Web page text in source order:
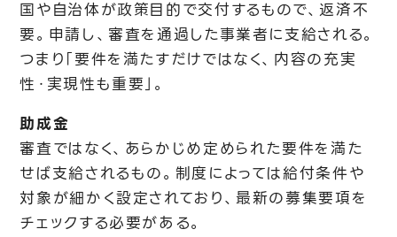
国や自治体が政策目的で交付するもので、返済不
要。申請し、審査を通過した事業者に支給される。
つまり「要件を満たすだけではなく、内容の充実
性・実現性も重要」。
助成金
審査ではなく、あらかじめ定められた要件を満た
せば支給されるもの。制度によっては給付条件や
対象が細かく設定されており、最新の募集要項を
チェックする必要がある。